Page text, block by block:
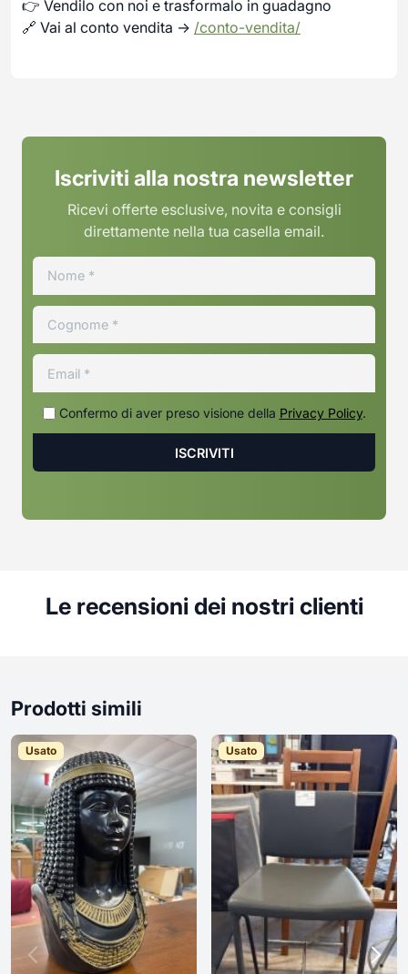
👉 Vendilo con noi e trasformalo in guadagno
🔗 Vai al conto vendita → /conto-vendita/
Iscriviti alla nostra newsletter
Ricevi offerte esclusive, novita e consigli
direttamente nella tua casella email.
Confermo di aver preso visione della Privacy Policy.
Le recensioni dei nostri clienti
Prodotti simili
Usato Usato